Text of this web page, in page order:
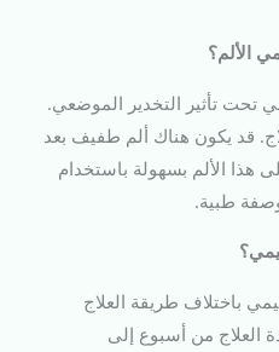
الألم؟
تحت تأثير التخدير الموضعي.
قد يكون هناك ألم طفيف بعد
هذا الألم بسهولة باستخدام
طبية.
باختلاف طريقة العلاج
العلاج من أسبوع إلى